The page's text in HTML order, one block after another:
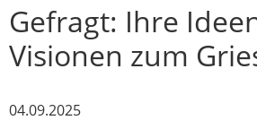
Gefragt: Ihre
Visionen zum
04.09.2025